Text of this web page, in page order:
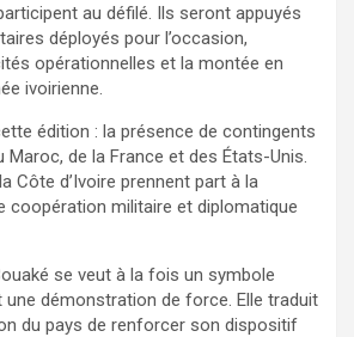
au défilé. Ils seront appuyés
déployés pour l’occasion,
opérationnelles et la montée en
ivoirienne.
édition : la présence de contingents
Maroc, de la France et des États-Unis.
Côte d’Ivoire prennent part à la
coopération militaire et diplomatique
se veut à la fois un symbole
une démonstration de force. Elle traduit
du pays de renforcer son dispositif